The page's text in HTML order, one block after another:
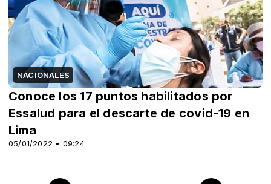
NACIONALES
05/01/2022 • 09:24
Conoce los 17 puntos habilitados por
Essalud para el descarte de covid-19 en
Lima